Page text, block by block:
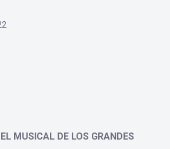
MUSICAL DE LOS GRANDES